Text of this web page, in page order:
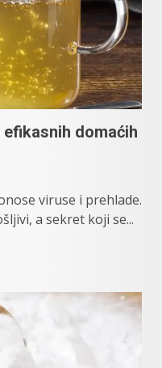
domaćih
viruse i prehlade.
a sekret koji se...